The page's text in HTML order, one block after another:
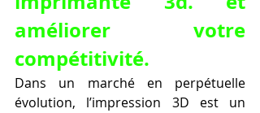
améliorer votre
compétitivité.
Dans un marché en perpétuelle
évolution, l’impression 3D est un